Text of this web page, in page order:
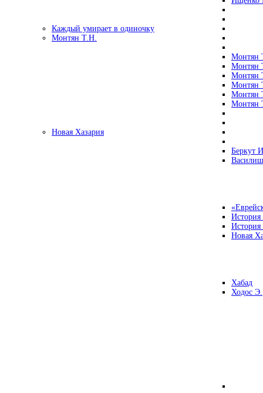
Каждый умирает в одиночку
Монтян Т.Н.
Монтян
Монтян
Монтян
Монтян
Монтян
Монтян
Новая Хазария
Беркут
Новая
Хабад
Ходос Э.